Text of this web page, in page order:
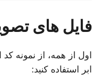
فایل های
اول از همه، از نمونه کد
ابر استفاده کنید: